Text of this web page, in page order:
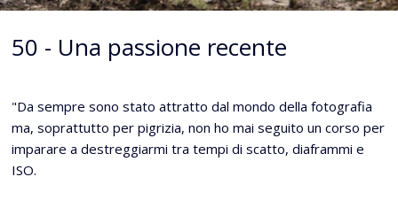
50 - Una passione recente
"Da sempre sono stato attratto dal mondo della fotografia
ma, soprattutto per pigrizia, non ho mai seguito un corso per
imparare a destreggiarmi tra tempi di scatto, diaframmi e
ISO.